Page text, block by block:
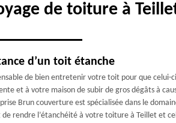
de toiture à
d’un toit étanche
de bien entretenir votre toit pour que
et à votre maison de subir de gros dégâts à
Brun couverture est spécialisée dans le
rendre l’étanchéité à votre toiture à Teillet et